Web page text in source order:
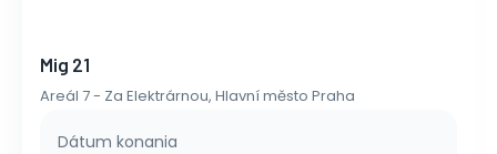
Mig 21
Areál 7 - Za Elektrárnou, Hlavní město Praha
Dátum konania